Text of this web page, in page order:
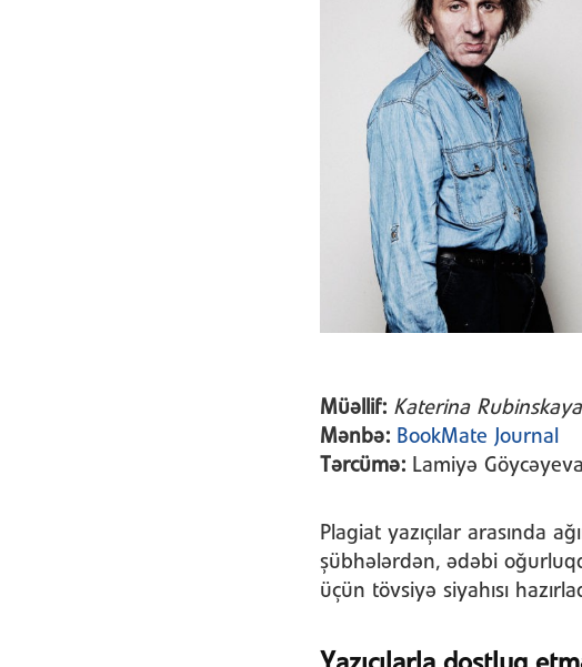
Müəllif: Katerina Rubinskaya
Mənbə: BookMate Journal
Tərcümə: Lamiyə Göycəyeva
Plagiat yazıçılar arasında
şübhələrdən, ədəbi
üçün tövsiyə siyahısı